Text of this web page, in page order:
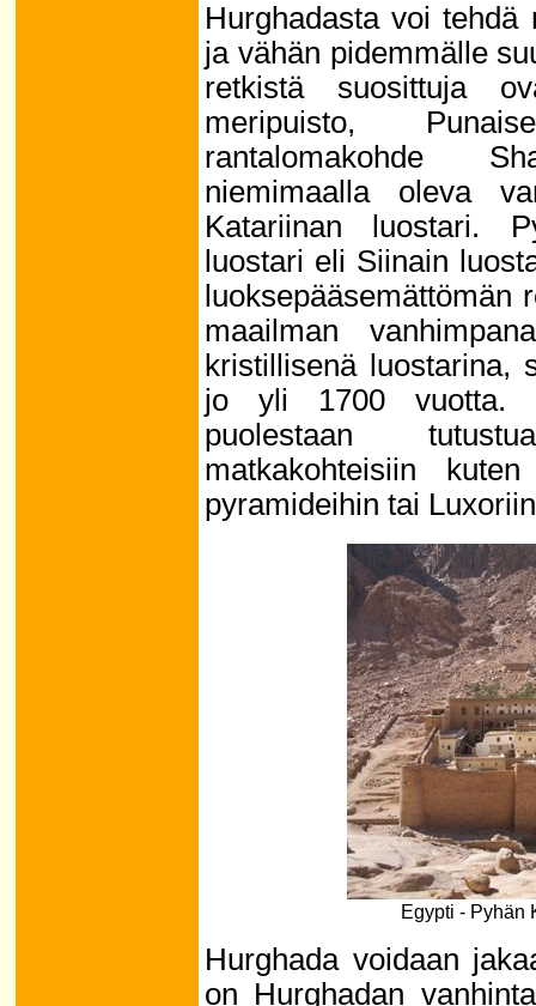
Hurghadasta voi tehdä
ja vähän pidemmälle
retkistä suosittuja
meripuisto,
rantalomakohde
niemimaalla oleva
Katariinan luostari.
luostari eli Siinain
luoksepääsemättömän
maailman
kristillisenä luostarina,
jo yli 1700 vuotta.
puolestaan
matkakohteisiin
pyramideihin tai
Egypti - Pyhän
Hurghada voidaan
on Hurghadan